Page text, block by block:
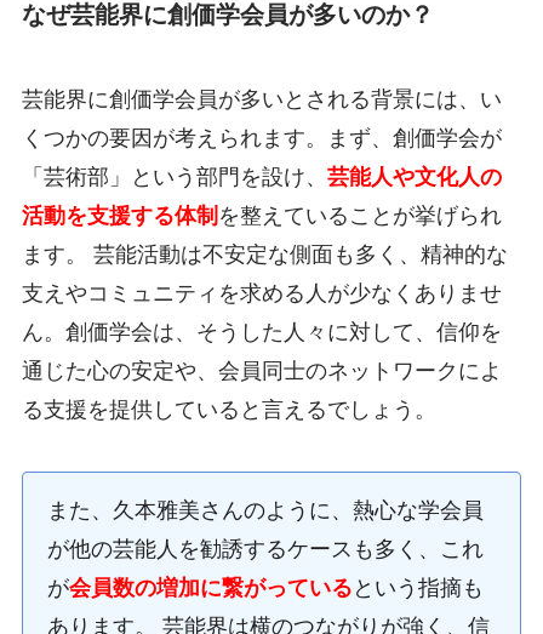
なぜ芸能界に創価学会員が多いのか？
芸能界に創価学会員が多いとされる背景には、い
くつかの要因が考えられます。まず、創価学会が
「芸術部」という部門を設け、 芸能人や文化人の
活動を支援する体制 を整えていることが挙げられ
ます。 芸能活動は不安定な側面も多く、精神的な
支えやコミュニティを求める人が少なくありませ
ん。創価学会は、そうした人々に対して、信仰を
通じた心の安定や、会員同士のネットワークによ
る支援を提供していると言えるでしょう。
また、久本雅美さんのように、熱心な学会員
が他の芸能人を勧誘するケースも多く、これ
が会員数の増加に繋がっている という指摘も
あります。 芸能界は横のつながりが強く、信